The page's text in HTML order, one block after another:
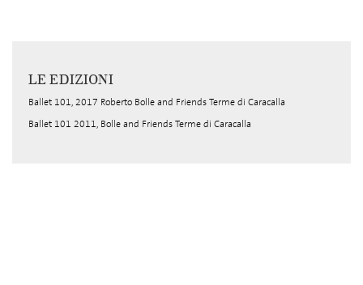
LE EDIZIONI
Ballet 101, 2017 Roberto Bolle and Friends Terme di Caracalla
Ballet 101 2011, Bolle and Friends Terme di Caracalla